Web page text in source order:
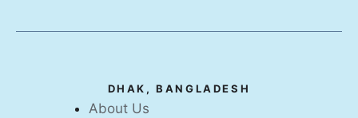
DHAK, BANGLADESH
About Us